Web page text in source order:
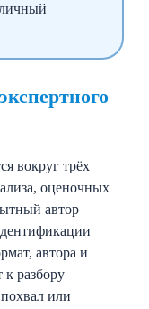
вокруг трёх
оценочных
автор
автора и
к разбору
или